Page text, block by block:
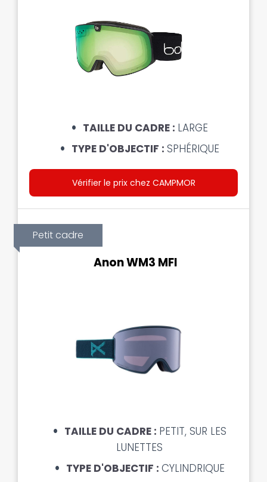
TAILLE DU CADRE : LARGE
TYPE D'OBJECTIF : SPHÉRIQUE
Vérifier le prix chez CAMPMOR
Petit cadre
Anon WM3 MFI
TAILLE DU CADRE : PETIT, SUR LES
LUNETTES
TYPE D'OBJECTIF : CYLINDRIQUE